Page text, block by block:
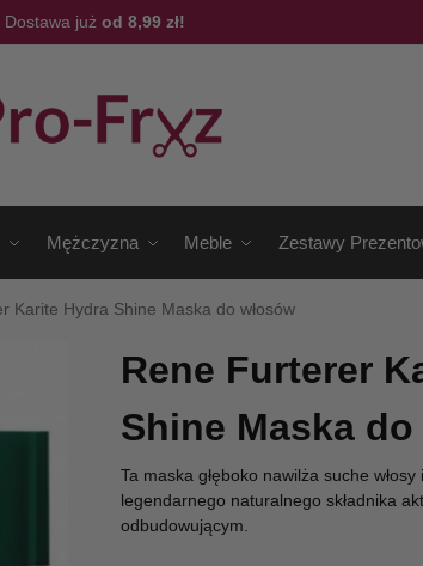
Dostawa już od 8,99 zł!
Mężczyzna Meble Zestawy
Karite Hydra Shine Maska do włosów
Rene Furterer
Shine Maska do
Ta maska ​​głęboko nawilża suche
legendarnego naturalnego składnika
odbudowującym.